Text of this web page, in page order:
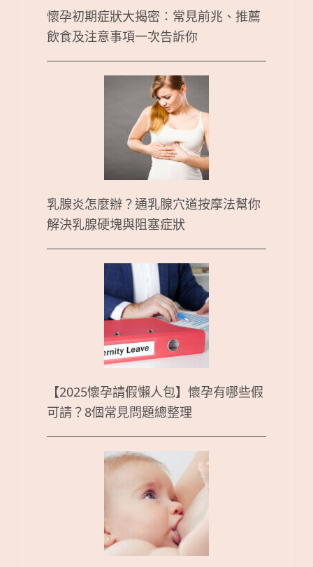
懷孕初期症狀大揭密：常見前兆、推薦
飲食及注意事項一次告訴你
乳腺炎怎麼辦？通乳腺穴道按摩法幫你
解決乳腺硬塊與阻塞症狀
【2025懷孕請假懶人包】懷孕有哪些假
可請？8個常見問題總整理